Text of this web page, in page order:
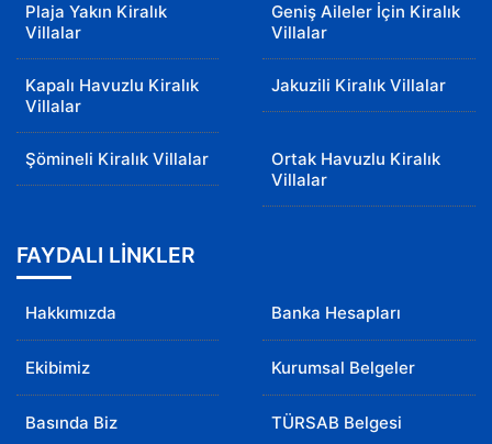
Plaja Yakın Kiralık
Villalar
Geniş Aileler İçin Kiralık
Villalar
Kapalı Havuzlu Kiralık
Villalar
Jakuzili Kiralık Villalar
Şömineli Kiralık Villalar
Ortak Havuzlu Kiralık
Villalar
FAYDALI LİNKLER
Hakkımızda Banka Hesapları
Ekibimiz Kurumsal Belgeler
Basında Biz TÜRSAB Belgesi